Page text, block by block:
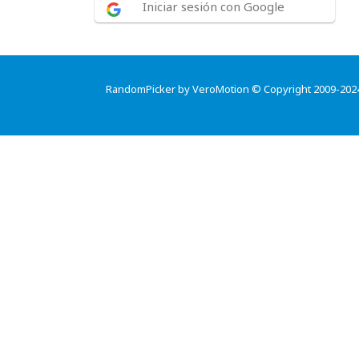
Iniciar sesión con Google
RandomPicker by VeroMotion © Copyright 2009-